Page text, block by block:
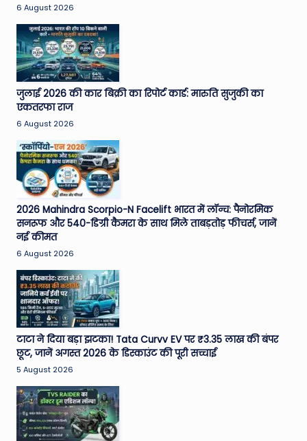
6 August 2026
जुलाई 2026 की कार बिक्री का रिपोर्ट कार्ड: मारुति सुजुकी का
एकतरफा राज
6 August 2026
2026 Mahindra Scorpio-N Facelift भारत में लॉन्च: पैनोरमिक
सनरूफ और 540-डिग्री कैमरा के साथ मिले ताबड़तोड़ फीचर्स, जानें
नई कीमत
6 August 2026
टाटा ने दिया बड़ा झटका! Tata Curvv EV पर ₹3.35 लाख की बंपर
छूट, जानें अगस्त 2026 के डिस्काउंट की पूरी सच्चाई
5 August 2026